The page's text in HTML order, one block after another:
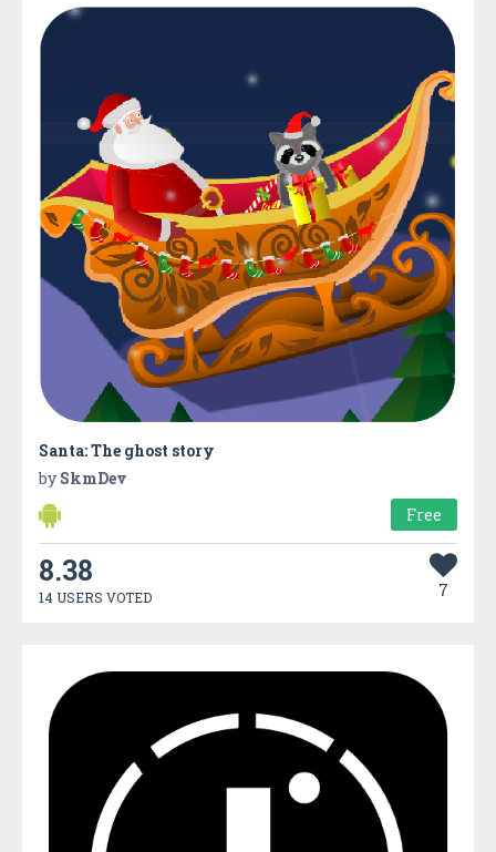
Santa: The ghost story
by SkmDev
Free
8.38
14 USERS VOTED 7